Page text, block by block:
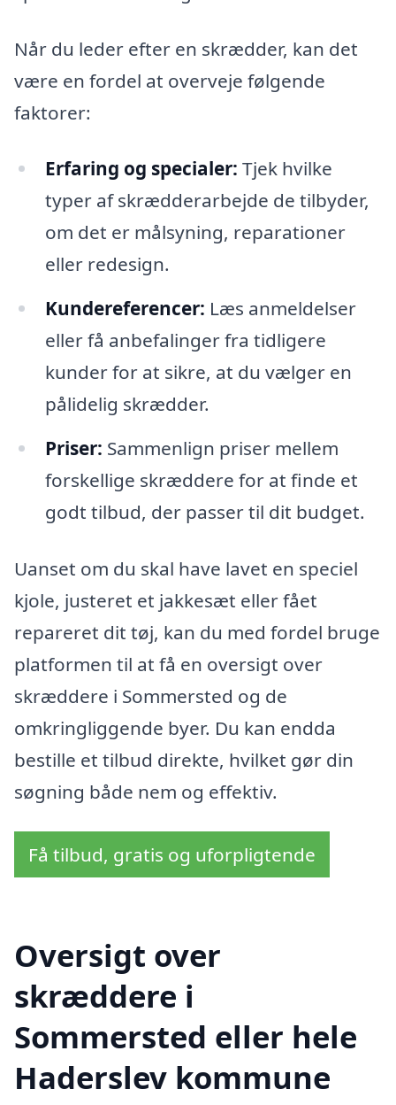
Når du leder efter en skrædder, kan det
være en fordel at overveje følgende
faktorer:
Erfaring og specialer: Tjek hvilke
typer af skrædderarbejde de tilbyder,
om det er målsyning, reparationer
eller redesign.
Kundereferencer: Læs anmeldelser
eller få anbefalinger fra tidligere
kunder for at sikre, at du vælger en
pålidelig skrædder.
Priser: Sammenlign priser mellem
forskellige skræddere for at finde et
godt tilbud, der passer til dit budget.
Uanset om du skal have lavet en speciel
kjole, justeret et jakkesæt eller fået
repareret dit tøj, kan du med fordel bruge
platformen til at få en oversigt over
skræddere i Sommersted og de
omkringliggende byer. Du kan endda
bestille et tilbud direkte, hvilket gør din
søgning både nem og effektiv.
Få tilbud, gratis og uforpligtende
Oversigt over
skræddere i
Sommersted eller hele
Haderslev kommune